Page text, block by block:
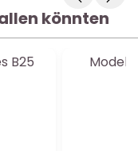
könnten
B25
Modell